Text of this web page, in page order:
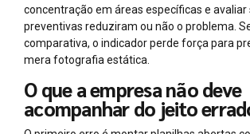
concentração em áreas específicas e avaliar
preventivas reduziram ou não o problema.
comparativa, o indicador perde força para
mera fotografia estática.
O que a empresa não deve
acompanhar do jeito